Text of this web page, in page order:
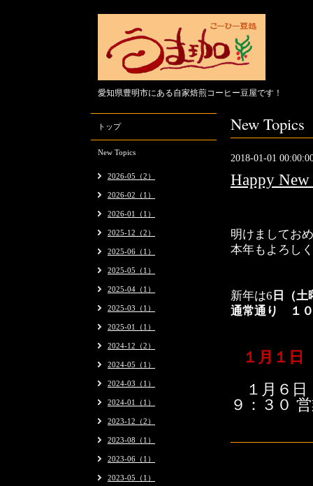
愛知県豊明市にある自家焙煎コーヒー豆屋です！
New Topics
2018-01-01
Happy New
明けましてお
本年もよろし
新年は6 日（土
通常通り １
１月１
１月６
９：３０
トップ
New Topics
2026-05（2）
2026-02（1）
2026-01（1）
2025-12（2）
2025-06（1）
2025-05（1）
2025-04（1）
2025-03（1）
2025-01（1）
2024-12（2）
2024-05（1）
2024-03（1）
2024-01（1）
2023-12（2）
2023-08（1）
2023-06（1）
2023-05（1）